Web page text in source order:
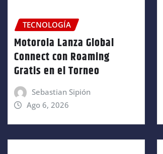
TECNOLOGÍA
Motorola Lanza Global
Connect con Roaming
Gratis en el Torneo
Sebastian Sipión
Ago 6, 2026